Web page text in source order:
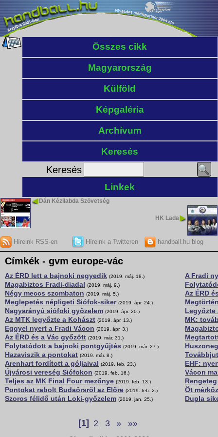
Összes cikk
Magyarország
Külföld
Képgaléria
Archívum
Keresés
Keresés
Linkek
Dán Kézilabda Szövetség
HK Lada
Híreink RSS-en Híreink a Twitteren handball.hu blog
Címkék - gvm europe-vác
Az ÉRD lett a bajnoki negyedik (2019. máj. 18.)
Magabiztos Fradi-diadal (2019. máj. 9.)
Négy meccs szombaton (2019. máj. 5.)
Meglepetés népligeti Siófok-siker (2019. ápr. 24.)
Nagyarányú siófoki győzelem (2019. ápr. 20.)
Az MTK legyőzte a Kohászt (2019. ápr. 13.)
Eggyel nyert a Fradi Vácon (2019. ápr. 3.)
Az ÉRD és a Vác győzött (2019. már. 31.)
Folytatódott a bajnoki pontgyűjtés (2019. már. 27.)
Hazaviszik a pontokat (2019. már. 8.)
Arenhart fordított a góljaival (2019. feb. 23.)
Újvárosi vereség Siófokon (2019. feb. 16.)
Teljes az MK Final Four mezőnye (2019. feb. 13.)
Pontokat rabolt Budaörsről az Előre (2019. feb. 2.)
Szoros félidő után Loki-győzelem (2019. jan. 25.)
A Fradi
Az ÉRD
Legyőzte
MK:
EHF:
Vácon
Öt
Dupla
[1] 2 3 » »»